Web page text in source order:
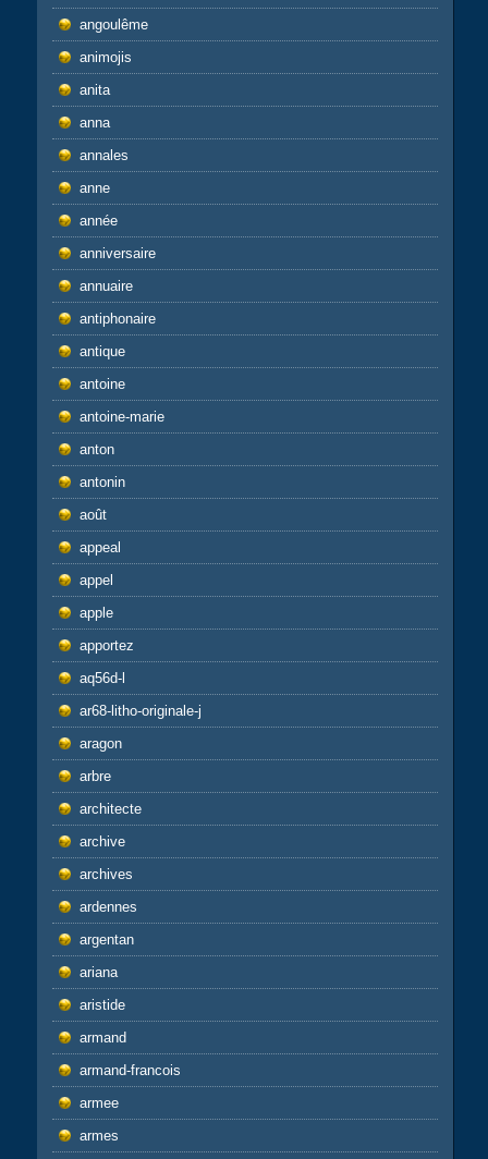
angoulême
animojis
anita
anna
annales
anne
année
anniversaire
annuaire
antiphonaire
antique
antoine
antoine-marie
anton
antonin
août
appeal
appel
apple
apportez
aq56d-l
ar68-litho-originale-j
aragon
arbre
architecte
archive
archives
ardennes
argentan
ariana
aristide
armand
armand-francois
armee
armes